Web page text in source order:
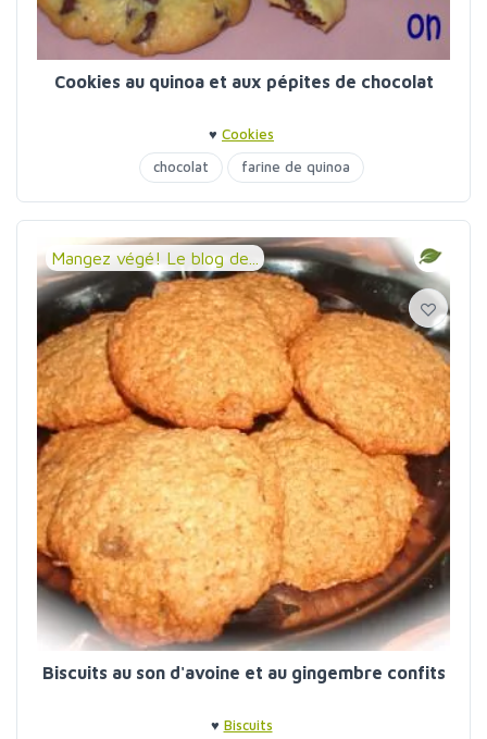
Cookies au quinoa et aux pépites de chocolat
♥ Cookies
chocolat
farine de quinoa
Mangez végé! Le blog de...
Biscuits au son d'avoine et au gingembre confits
♥ Biscuits